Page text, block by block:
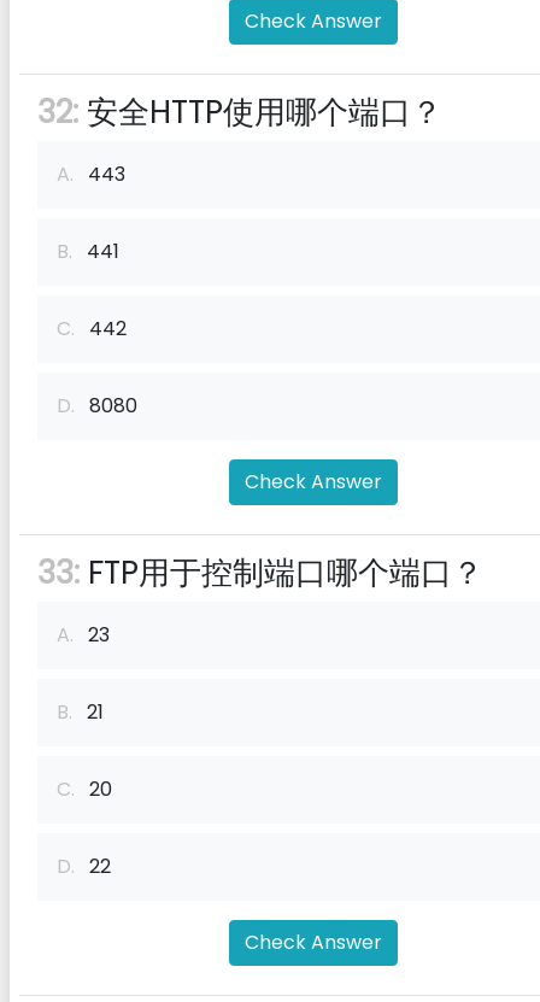
Check Answer
32: 安全HTTP使用哪个端口？
A. 443
B. 441
C. 442
D. 8080
Check Answer
33: FTP用于控制端口哪个端口？
A. 23
B. 21
C. 20
D. 22
Check Answer